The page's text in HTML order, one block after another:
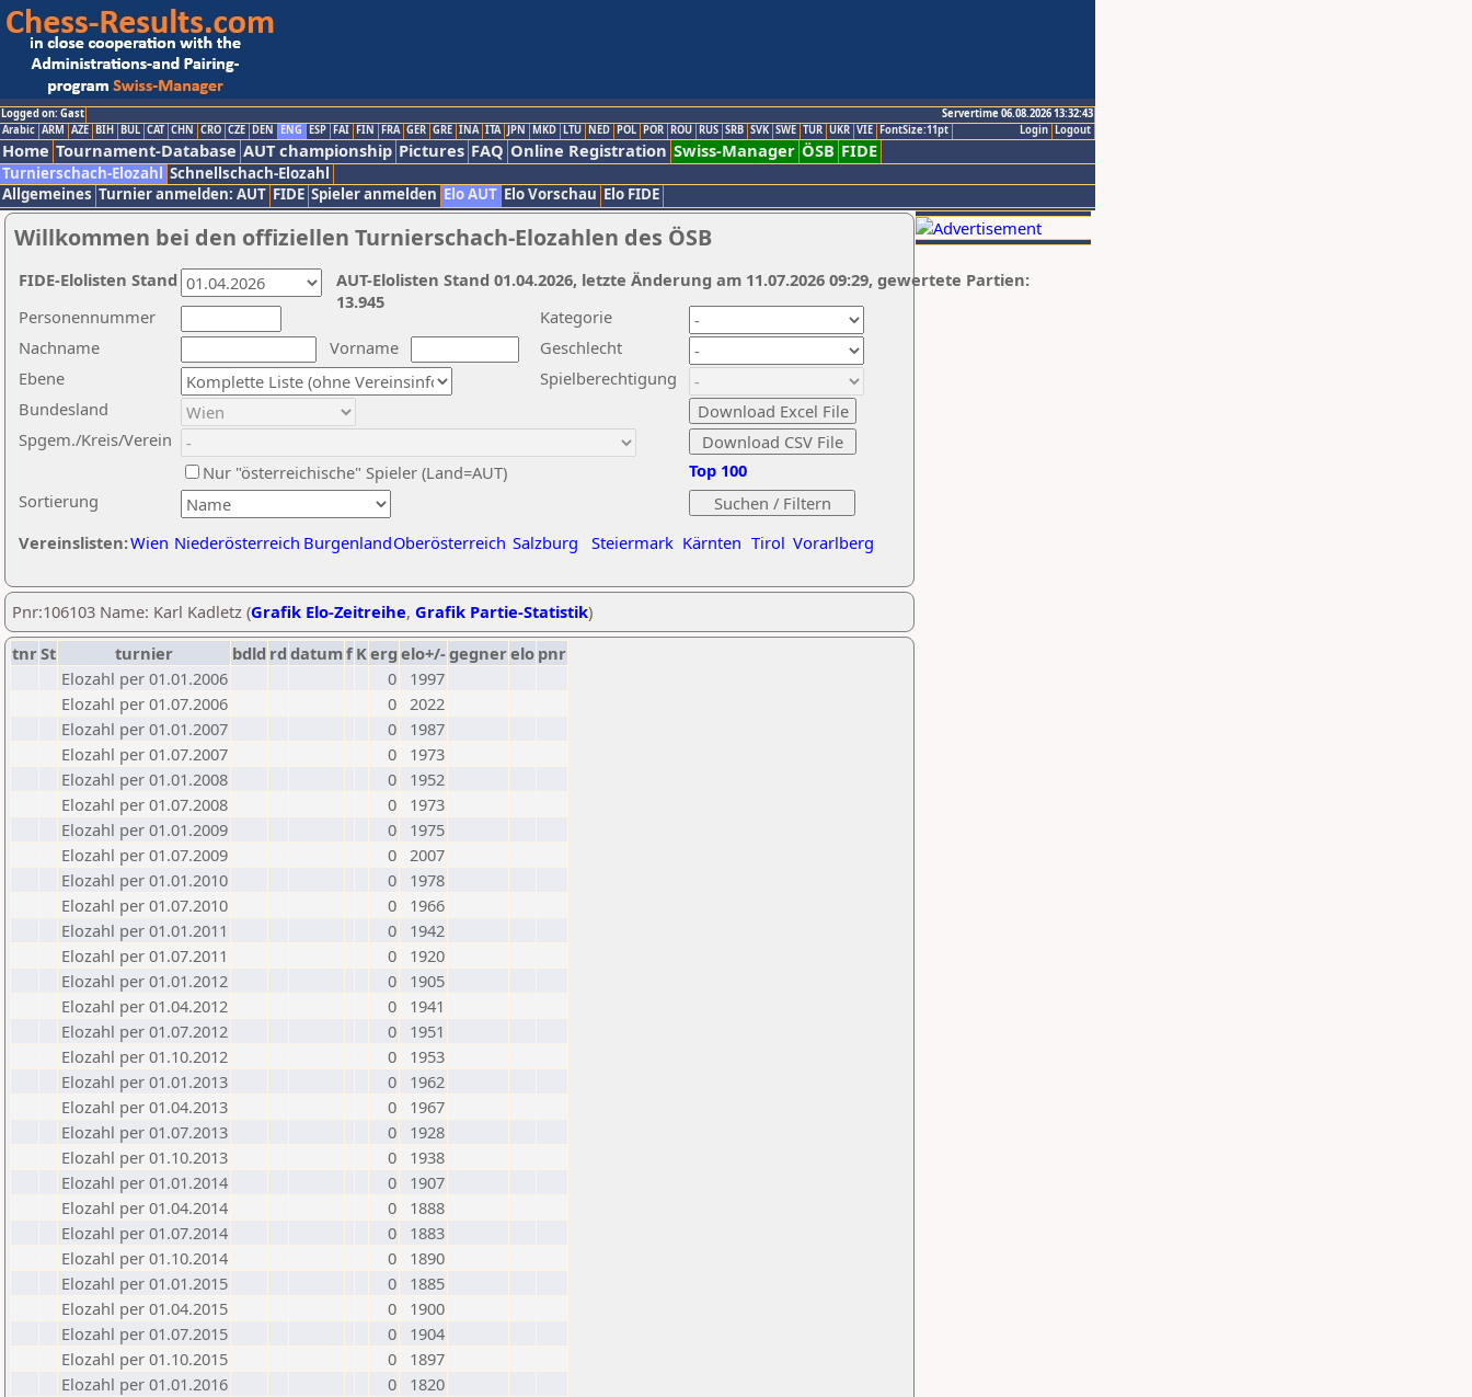
Logged on: Gast
Servertime 06.08.2026 13:32:43
Logout
Login
Arabic ARM AZE BIH BUL CAT CHN CRO CZE DEN ENG ESP FAI FIN FRA GER GRE INA ITA JPN MKD LTU NED POL POR ROU RUS SRB SVK SWE TUR UKR VIE FontSize:11pt
Home Tournament-Database AUT championship Pictures FAQ Online Registration Swiss-Manager ÖSB FIDE
Turnierschach-Elozahl Schnellschach-Elozahl
Allgemeines Turnier anmelden: AUT FIDE Spieler anmelden Elo AUT Elo Vorschau Elo FIDE
Willkommen bei den offiziellen Turnierschach-Elozahlen des ÖSB
Nachname
Vorname
Ebene
Kategorie
Sortierung
Personennummer
Bundesland
Spgem./Kreis/Verein
Geschlecht
Nur "österreichische" Spieler (Land=AUT)
Spielberechtigung
Vereinslisten:Wien Niederösterreich BurgenlandOberösterreich Salzburg Steiermark Kärnten Tirol Vorarlberg
Top 100
AUT-Elolisten Stand 01.04.2026, letzte Änderung am 11.07.2026 09:29, gewertete Partien:
13.945
FIDE-Elolisten Stand
Pnr:106103 Name: Karl Kadletz (Grafik Elo-Zeitreihe, Grafik Partie-Statistik)
tnrSt turnier bdld rd datumf Kerg elo+/-gegnerelo pnr
Elozahl per 01.01.2006
0
1997
Elozahl per 01.07.2006
0 2022
Elozahl per 01.01.2007
0
1987
Elozahl per 01.07.2007
0
1973
Elozahl per 01.01.2008
0
1952
Elozahl per 01.07.2008
0
1973
Elozahl per 01.01.2009
0
1975
Elozahl per 01.07.2009
0 2007
Elozahl per 01.01.2010
0
1978
Elozahl per 01.07.2010
0
1966
Elozahl per 01.01.2011
0
1942
Elozahl per 01.07.2011
0
1920
Elozahl per 01.01.2012
0
1905
Elozahl per 01.04.2012
0
1941
Elozahl per 01.07.2012
0
1951
Elozahl per 01.10.2012
0
1953
Elozahl per 01.01.2013
0
1962
Elozahl per 01.04.2013
0
1967
Elozahl per 01.07.2013
0
1928
Elozahl per 01.10.2013
0
1938
Elozahl per 01.01.2014
0
1907
Elozahl per 01.04.2014
0
1888
Elozahl per 01.07.2014
0
1883
Elozahl per 01.10.2014
0
1890
Elozahl per 01.01.2015
0
1885
Elozahl per 01.04.2015
0
1900
Elozahl per 01.07.2015
0
1904
Elozahl per 01.10.2015
0
1897
Elozahl per 01.01.2016
0
1820